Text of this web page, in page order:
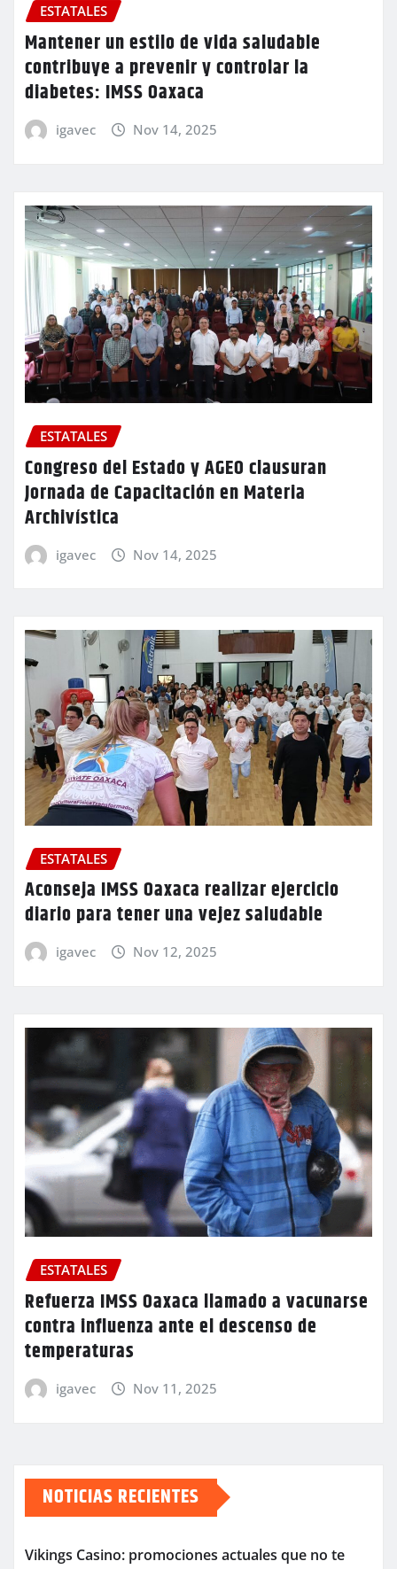
ESTATALES
Mantener un estilo de vida saludable
contribuye a prevenir y controlar la
diabetes: IMSS Oaxaca
igavec Nov 14, 2025
ESTATALES
Congreso del Estado y AGEO clausuran
Jornada de Capacitación en Materia
Archivística
igavec Nov 14, 2025
ESTATALES
Aconseja IMSS Oaxaca realizar ejercicio
diario para tener una vejez saludable
igavec Nov 12, 2025
ESTATALES
Refuerza IMSS Oaxaca llamado a vacunarse
contra influenza ante el descenso de
temperaturas
igavec Nov 11, 2025
NOTICIAS RECIENTES
Vikings Casino: promociones actuales que no te